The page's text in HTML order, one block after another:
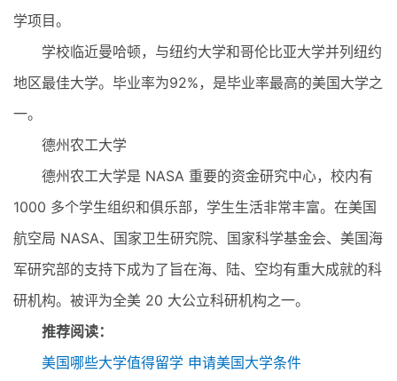
学项目。
学校临近曼哈顿，与纽约大学和哥伦比亚大学并列纽约
地区最佳大学。毕业率为92%，是毕业率最高的美国大学之
一。
德州农工大学
德州农工大学是 NASA 重要的资金研究中心，校内有
1000 多个学生组织和俱乐部，学生生活非常丰富。在美国
航空局 NASA、国家卫生研究院、国家科学基金会、美国海
军研究部的支持下成为了旨在海、陆、空均有重大成就的科
研机构。被评为全美 20 大公立科研机构之一。
推荐阅读：
美国哪些大学值得留学 申请美国大学条件